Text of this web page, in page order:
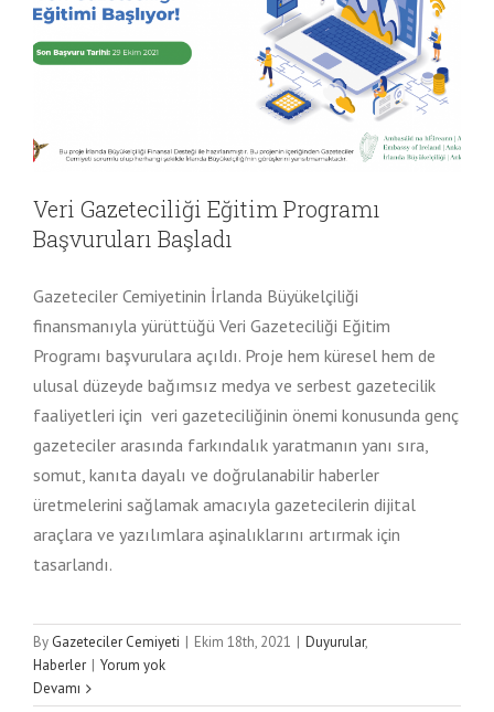
Veri Gazeteciliği Eğitim Programı
Başvuruları Başladı
Gazeteciler Cemiyetinin İrlanda Büyükelçiliği
finansmanıyla yürüttüğü Veri Gazeteciliği Eğitim
Programı başvurulara açıldı. Proje hem küresel hem de
ulusal düzeyde bağımsız medya ve serbest gazetecilik
faaliyetleri için veri gazeteciliğinin önemi konusunda genç
gazeteciler arasında farkındalık yaratmanın yanı sıra,
somut, kanıta dayalı ve doğrulanabilir haberler
üretmelerini sağlamak amacıyla gazetecilerin dijital
araçlara ve yazılımlara aşinalıklarını artırmak için
tasarlandı.
By Gazeteciler Cemiyeti | Ekim 18th, 2021 | Duyurular,
Haberler | Yorum yok
Devamı